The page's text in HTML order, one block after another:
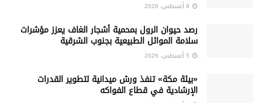
رصد حيوان الرول بمحمية أشجار الغاف يعزز مؤشرات
سلامة الموائل الطبيعية بجنوب الشرقية
«بيئة مكة» تنفذ ورش ميدانية لتطوير القدرات
الإرشادية في قطاع الفواكه